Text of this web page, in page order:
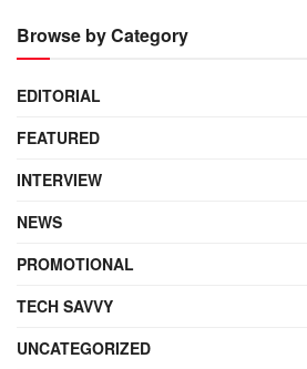
Browse by Category
EDITORIAL
FEATURED
INTERVIEW
NEWS
PROMOTIONAL
TECH SAVVY
UNCATEGORIZED